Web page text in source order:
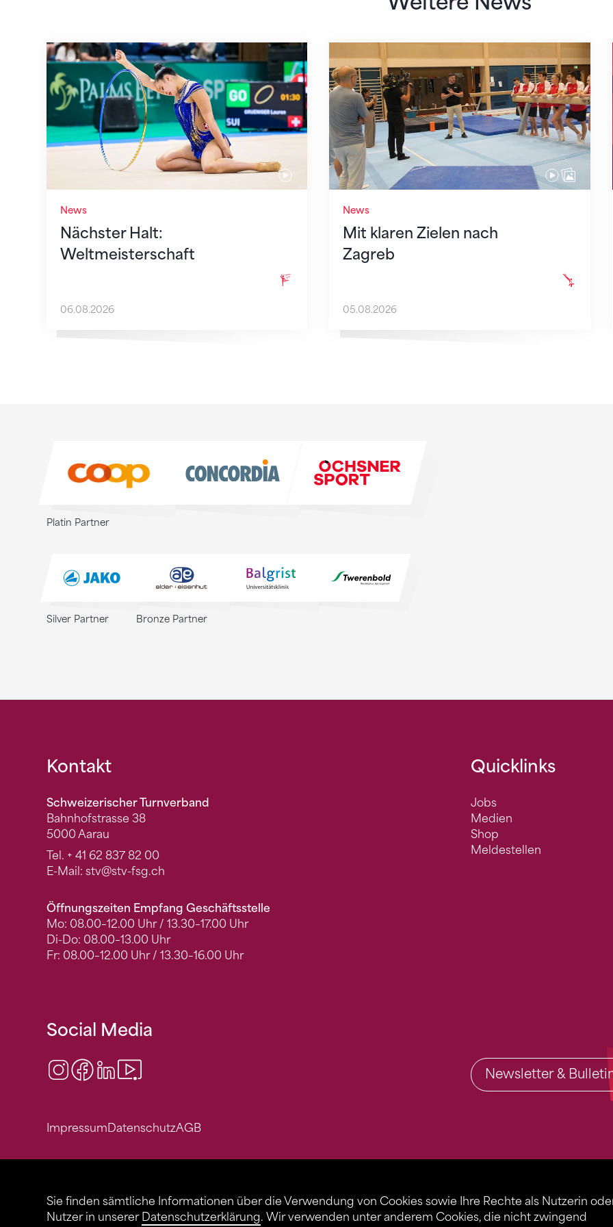
Sie finden sämtliche Informationen über die Verwendung von Cookies sowie Ihre Rechte als Nutzerin
Nutzer in unserer Datenschutzerklärung. Wir verwenden unter anderem Cookies, die nicht zwingend
News
Nächster Halt:
Weltmeisterschaft
Nächster Halt: Weltmeisterschaft
06.08.2026
News
Mit klaren Zielen nach
Zagreb
Mit klaren Zielen nach Zagreb
05.08.2026
Platin Partner
Silver Partner Bronze Partner
Fusszeile
Kontakt
Schweizerischer Turnverband
Bahnhofstrasse 38
5000 Aarau
Tel. + 41 62 837 82 00
E-Mail: stv@stv-fsg.ch
Öffnungszeiten Empfang Geschäftsstelle
Mo: 08.00–12.00 Uhr / 13.30–17.00 Uhr
Di-Do: 08.00–13.00 Uhr
Fr: 08.00–12.00 Uhr / 13.30–16.00 Uhr
Quicklinks
Jobs
Medien
Shop
Meldestellen
Social Media
Instagram
Facebook
LinkedIn Newsletter &
ImpressumDatenschutzAGB